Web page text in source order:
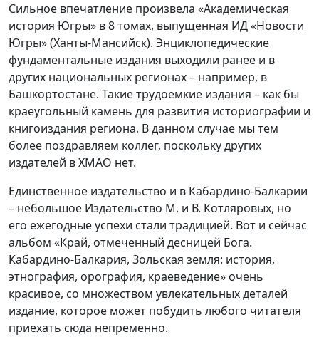
Сильное впечатление произвела «Академическая
история Югры» в 8 томах, выпущенная ИД «Новости
Югры» (Ханты-Мансийск). Энциклопедические
фундаментальные издания выходили ранее и в
других национальных регионах – например, в
Башкортостане. Такие трудоемкие издания – как бы
краеугольный камень для развития историографии и
книгоиздания региона. В данном случае мы тем
более поздравляем коллег, поскольку других
издателей в ХМАО нет.
Единственное издательство и в Кабардино-Балкарии
– небольшое Издательство М. и В. Котляровых, но
его ежегодные успехи стали традицией. Вот и сейчас
альбом «Край, отмеченный десницей Бога.
Кабардино-Балкария, Зольская земля: история,
этнография, орография, краеведение» очень
красивое, со множеством увлекательных деталей
издание, которое может побудить любого читателя
приехать сюда непременно.